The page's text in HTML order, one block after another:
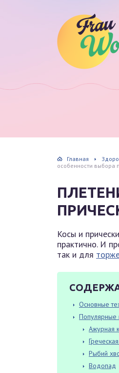
Главная
особенности выбора
Косы и
практично. И
так и для
Основные
Популярные
Ажурная
Рыбий
Водопад